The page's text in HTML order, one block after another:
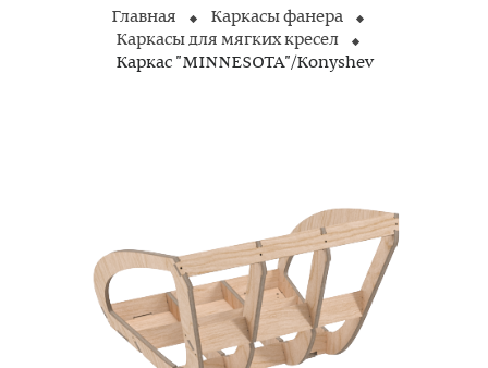
Главная
Каркасы фанера
Каркасы для мягких кресел
Каркас "MINNESOTA"/Konyshev